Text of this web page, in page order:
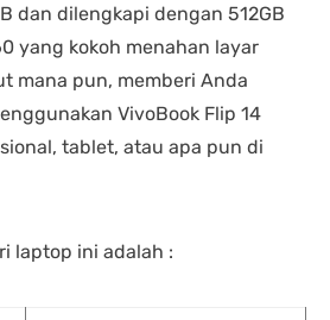
dan dilengkapi dengan 512GB
yang kokoh menahan layar
mana pun, memberi Anda
VivoBook Flip 14
tablet, atau apa pun di
laptop ini adalah :